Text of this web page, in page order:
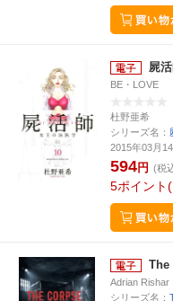
屍
BE・LOVE
杜野亜希
シリーズ名：
2015年03月
594円 (税
5ポイント
The
Adrian Rishar
シリーズ名：